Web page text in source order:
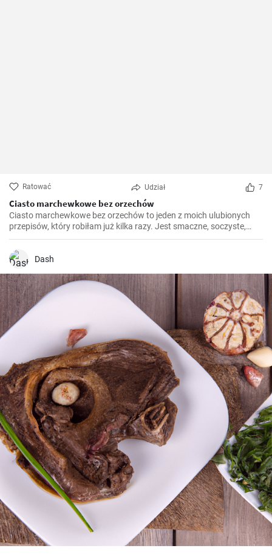
Ratować Udział 7
Ciasto marchewkowe bez orzechów
Ciasto marchewkowe bez orzechów to jeden z moich ulubionych
przepisów, który robiłam już kilka razy. Jest smaczne, soczyste,
proste i idealne dla tych, którzy nie mogą lub nie chcą spożywać
orzechów. Przygotowanie nie jest trudne, a efekt jest tego wart.
Dash